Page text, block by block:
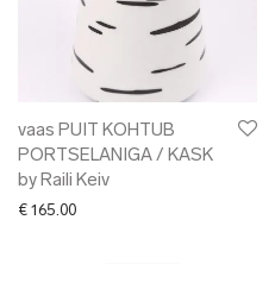
vaas PUIT KOHTUB
PORTSELANIGA / KASK
by Raili Keiv
€ 165.00